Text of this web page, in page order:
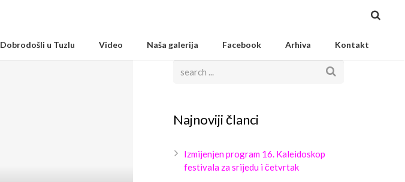
Dobrodošli u Tuzlu Video Naša galerija Facebook Arhiva Kontakt
Najnoviji članci
Izmijenjen program 16. Kaleidoskop
festivala za srijedu i četvrtak